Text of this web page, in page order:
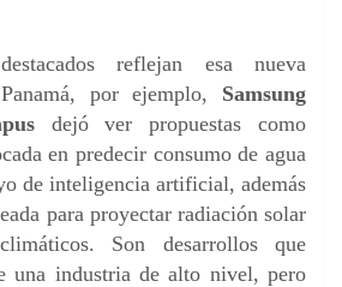
reflejan esa nueva
por ejemplo, Samsung
dejó ver propuestas como
en predecir consumo de agua
de inteligencia artificial, además
para proyectar radiación solar
Son desarrollos que
una industria de alto nivel, pero